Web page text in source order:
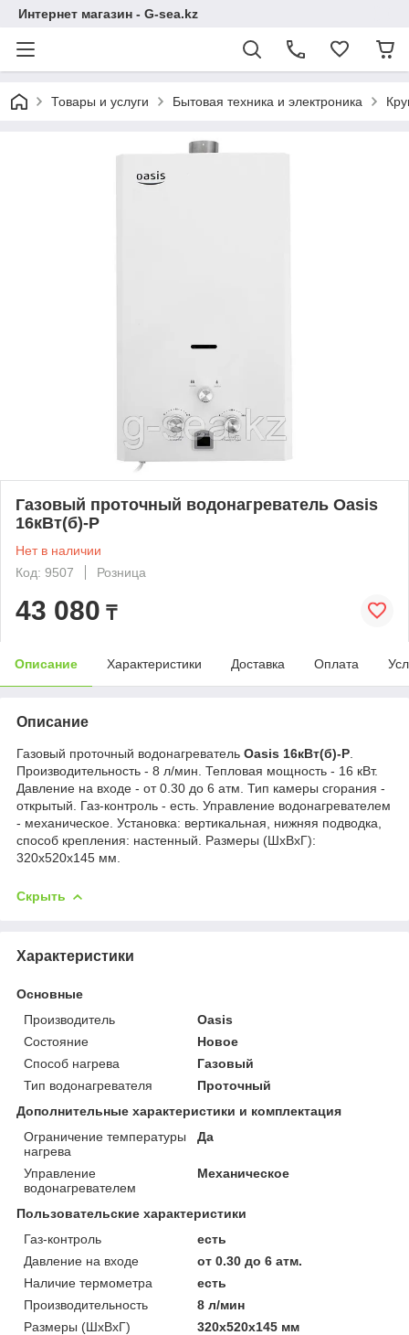
Интернет магазин - G-sea.kz
Товары и услуги Бытовая техника и электроника
Газовый проточный водонагреватель Oasis
16кВт(б)-Р
Нет в наличии
Код: 9507
Розница
43 080 ₸
Описание Характеристики Доставка Оплата
Описание
Газовый проточный водонагреватель Oasis 16кВт(б)-Р
Производительность - 8 л/мин. Тепловая мощность - 16 кВт.
Давление на входе - от 0.30 до 6 атм. Тип камеры сгорания -
открытый. Газ-контроль - есть. Управление водонагревателем
- механическое. Установка: вертикальная, нижняя подводка,
способ крепления: настенный. Размеры (ШхВхГ):
320x520x145 мм.
Скрыть
Характеристики
Основные
Производитель
Oasis
Состояние
Новое
Способ нагрева
Газовый
Тип водонагревателя
Проточный
Дополнительные характеристики и комплектация
Ограничение температуры
нагрева
Да
Управление
водонагревателем
Механическое
Пользовательские характеристики
Газ-контроль
есть
Давление на входе
от 0.30 до 6 атм.
Наличие термометра
есть
Производительность
8 л/мин
Размеры (ШхВхГ)
320x520x145 мм